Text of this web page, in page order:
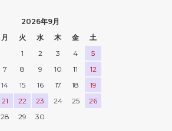
2026年9月
月 火 水 木 金
土
1
2 3 4
5
7 8 9 10 11
12
14 15 16 17 18
19
21 22 23 24 25
26
28 29 30